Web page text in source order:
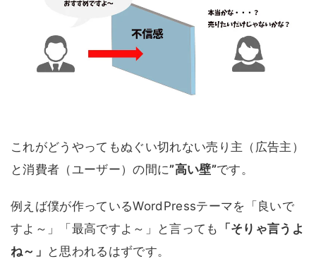
これがどうやってもぬぐい切れない売り主（広告主）
と消費者（ユーザー）の間に”高い壁”です。
例えば僕が作っているWordPressテーマを「良いで
すよ～」「最高ですよ～」と言っても
「そりゃ言うよ
ね～」 と思われるはずです。